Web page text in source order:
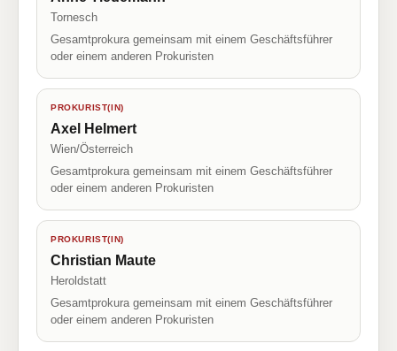
Tornesch
Gesamtprokura gemeinsam mit einem Geschäftsführer
oder einem anderen Prokuristen
PROKURIST(IN)
Axel Helmert
Wien/Österreich
Gesamtprokura gemeinsam mit einem Geschäftsführer
oder einem anderen Prokuristen
PROKURIST(IN)
Christian Maute
Heroldstatt
Gesamtprokura gemeinsam mit einem Geschäftsführer
oder einem anderen Prokuristen